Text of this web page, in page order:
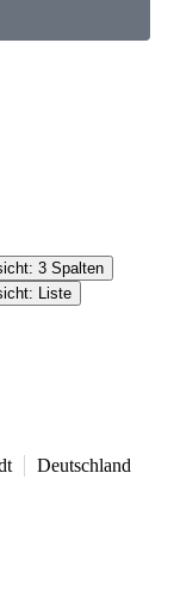
3 Spalten
Liste
Deutschland